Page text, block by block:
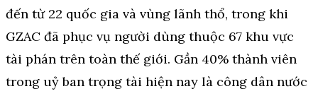
đến từ 22 quốc gia và vùng lãnh thổ, trong khi
GZAC đã phục vụ người dùng thuộc 67 khu vực
tài phán trên toàn thế giới. Gần 40% thành viên
trong uỷ ban trọng tài hiện nay là công dân nước